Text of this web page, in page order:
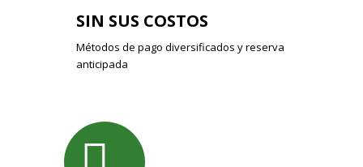
SIN SUS COSTOS
Métodos de pago diversificados y reserva
anticipada